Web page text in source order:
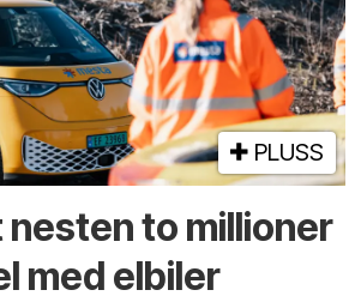
PLUSS
nesten to millioner
med elbiler